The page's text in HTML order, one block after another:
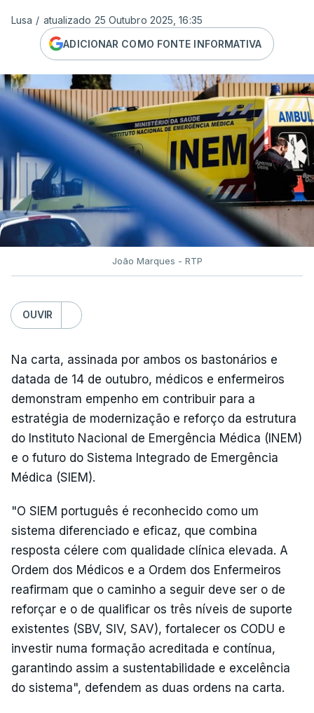
Lusa / atualizado 25 Outubro 2025, 16:35
ADICIONAR COMO FONTE INFORMATIVA
João Marques - RTP
OUVIR
Na carta, assinada por ambos os bastonários e
datada de 14 de outubro, médicos e enfermeiros
demonstram empenho em contribuir para a
estratégia de modernização e reforço da estrutura
do Instituto Nacional de Emergência Médica (INEM)
e o futuro do Sistema Integrado de Emergência
Médica (SIEM).
"O SIEM português é reconhecido como um
sistema diferenciado e eficaz, que combina
resposta célere com qualidade clínica elevada. A
Ordem dos Médicos e a Ordem dos Enfermeiros
reafirmam que o caminho a seguir deve ser o de
reforçar e o de qualificar os três níveis de suporte
existentes (SBV, SIV, SAV), fortalecer os CODU e
investir numa formação acreditada e contínua,
garantindo assim a sustentabilidade e excelência
do sistema", defendem as duas ordens na carta.